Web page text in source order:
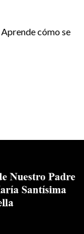
Aprende cómo se